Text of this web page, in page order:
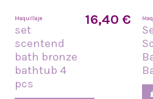
Maquillaje
set
scentend
bath bronze
bathtub 4
pcs
16,40 €